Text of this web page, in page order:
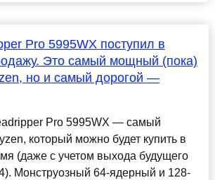
Pro 5995WX поступил в
Это самый мощный (пока)
но и самый дорогой —
Pro 5995WX — самый
который можно будет купить в
(даже с учетом выхода будущего
Монструозный 64-ядерный и 128-